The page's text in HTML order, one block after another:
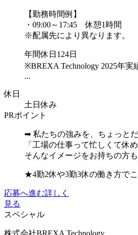
【勤務時間例】
・09:00～17:45 休憩1時間
※配属先により異なります。
年間休日124日
※BREXA Technology 2025年実
...
休日
土日休み
PRポイント
➡ 私たちの強みを、ちょっと
「工場の仕事って忙しくて休
そんなイメージをお持ちの方
★4勤2休や3勤3休の働き方で
応募へ進む詳しく
見る
スペシャル
株式会社BREXA Technology